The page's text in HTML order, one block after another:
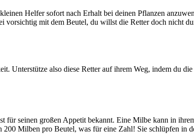
Helfer sofort nach Erhalt bei deinen Pflanzen
mit dem Beutel, du willst die Retter doch nicht
Unterstütze also diese Retter auf ihrem Weg, indem du
für seinen großen Appetit bekannt. Eine Milbe kann in
Milben pro Beutel, was für eine Zahl! Sie schlüpfen in